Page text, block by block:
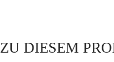
ZU DIESEM